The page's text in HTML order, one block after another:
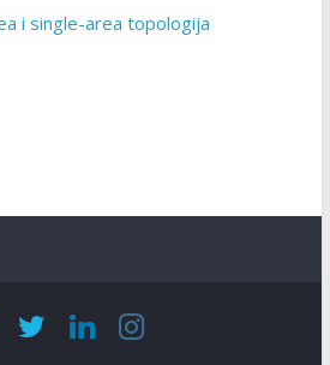
i single-area topologija